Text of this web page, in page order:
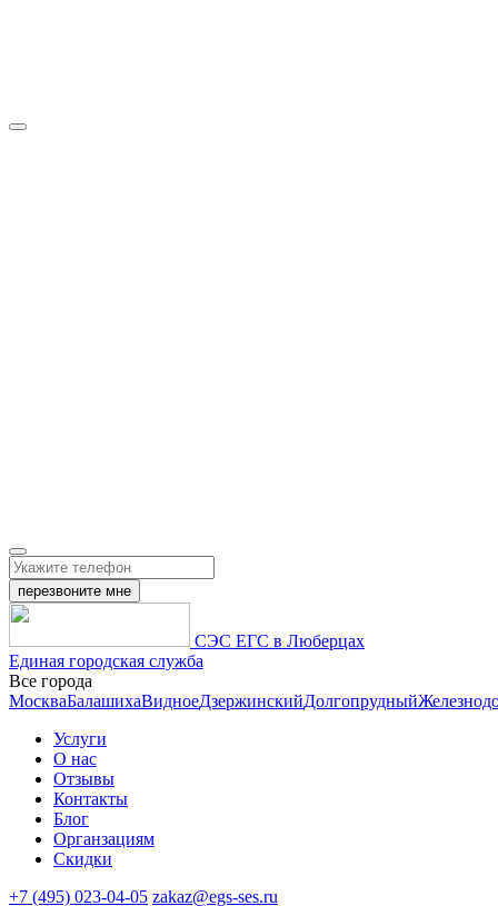
перезвоните мне
СЭС ЕГС в Люберцах
Единая городская служба
Все города
МоскваБалашихаВидноеДзержинскийДолгопрудный
Услуги
О нас
Отзывы
Контакты
Блог
Органзациям
Скидки
+7 (495) 023-04-05 zakaz@egs-ses.ru